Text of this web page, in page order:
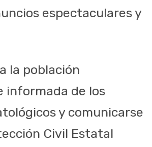
espectaculares y
la población
informada de los
y comunicarse
Civil Estatal